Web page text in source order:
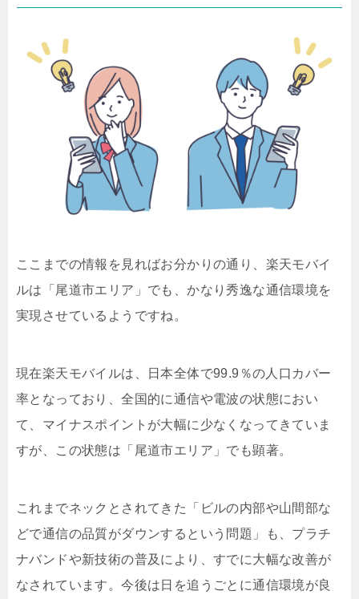
ここまでの情報を見ればお分かりの通り、楽天モバイ
ルは「尾道市エリア」でも、かなり秀逸な通信環境を
実現させているようですね。
現在楽天モバイルは、日本全体で99.9％の人口カバー
率となっており、全国的に通信や電波の状態におい
て、マイナスポイントが大幅に少なくなってきていま
すが、この状態は「尾道市エリア」でも顕著。
これまでネックとされてきた「ビルの内部や山間部な
どで通信の品質がダウンするという問題」も、プラチ
ナバンドや新技術の普及により、すでに大幅な改善が
なされています。今後は日を追うごとに通信環境が良